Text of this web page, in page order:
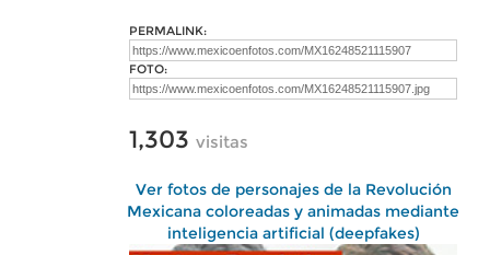
PERMALINK:
FOTO:
1,303 visitas
Ver fotos de personajes de la Revolución
Mexicana coloreadas y animadas mediante
inteligencia artificial (deepfakes)